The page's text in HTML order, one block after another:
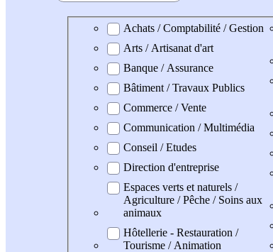
Domaine professionel
Achats / Comptabilité / Gestion
Arts / Artisanat d'art
Banque / Assurance
Bâtiment / Travaux Publics
Commerce / Vente
Communication / Multimédia
Conseil / Etudes
Direction d'entreprise
Espaces verts et naturels /
Agriculture / Pêche / Soins aux
animaux
Hôtellerie - Restauration /
Tourisme / Animation